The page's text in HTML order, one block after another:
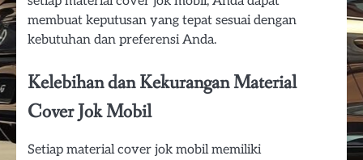
membuat keputusan yang tepat sesuai dengan
kebutuhan dan preferensi Anda.
Kelebihan dan Kekurangan Material
Cover Jok Mobil
Setiap material cover jok mobil memiliki